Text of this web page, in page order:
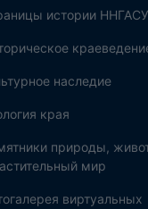
истории ННГАСУ
наследие
края
природы,
мир
виртуальных